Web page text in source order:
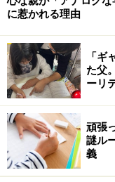
う考え方をしてい
オオゴトになって
結果ではなく、子
ましょう。また、
なっている場合は
ったけど、あれだ
えてみてはどうで
れますが、過去を
に惹かれる理由
「
た父
ーリ
頑張
謎ル
義